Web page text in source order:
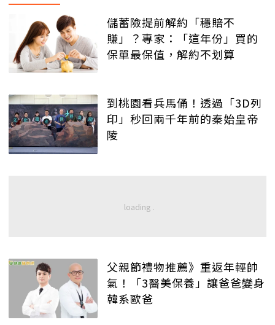
儲蓄險提前解約「穩賠不
賺」？專家：「這年份」買的
保單最保值，解約不划算
到桃園看兵馬俑！透過「3D列
印」秒回兩千年前的秦始皇帝
陵
父親節禮物推薦》重返年輕帥
氣！「3醫美保養」讓爸爸變身
韓系歐爸